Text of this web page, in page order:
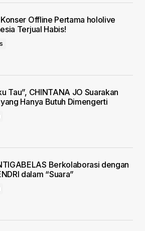
Offline Pertama hololive
Terjual Habis!
Tau”, CHINTANA JO Suarakan
Hanya Butuh Dimengerti
Berkolaborasi dengan
dalam “Suara”